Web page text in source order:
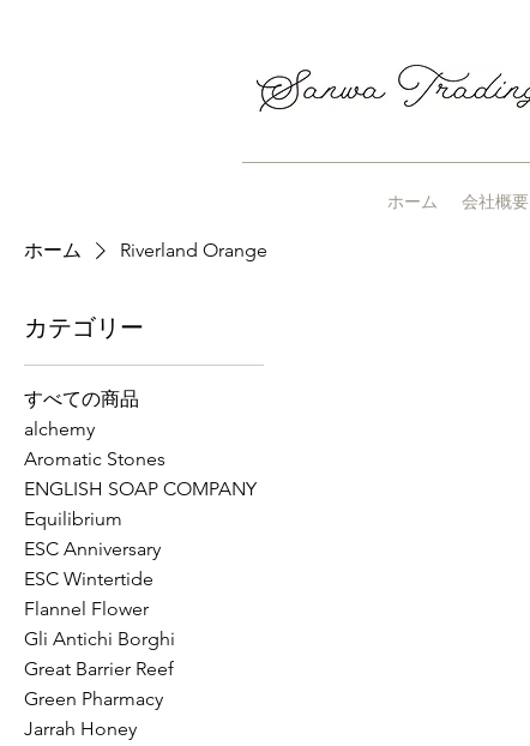
ホーム 会社概要
ホーム Riverland Orange
カテゴリー
すべての商品
alchemy
Aromatic Stones
ENGLISH SOAP COMPANY
Equilibrium
ESC Anniversary
ESC Wintertide
Flannel Flower
Gli Antichi Borghi
Great Barrier Reef
Green Pharmacy
Jarrah Honey